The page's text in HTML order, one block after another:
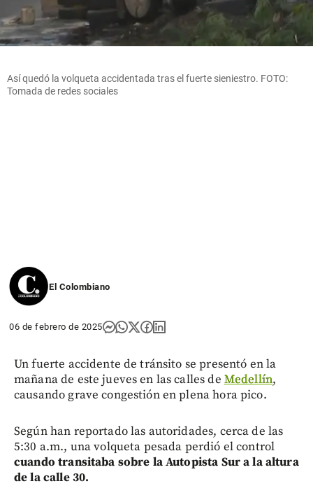
Así quedó la volqueta accidentada tras el fuerte sieniestro. FOTO:
Tomada de redes sociales
El Colombiano
06 de febrero de 2025
Un fuerte accidente de tránsito se presentó en la
mañana de este jueves en las calles de Medellín,
causando grave congestión en plena hora pico.
Según han reportado las autoridades, cerca de las
5:30 a.m., una volqueta pesada perdió el control
cuando transitaba sobre la Autopista Sur a la altura
de la calle 30.